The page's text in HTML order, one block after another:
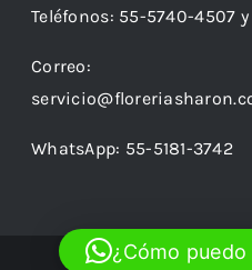
Teléfonos: 55-5740-4507
Correo:
WhatsApp: 55-5181-3742
¿Cómo